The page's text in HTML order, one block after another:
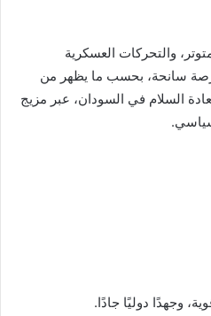
والتحركات العسكرية
سانحة، بحسب ما يظهر من
السلام في السودان، عبر مزيج
وجهدًا دوليًا جادًا.